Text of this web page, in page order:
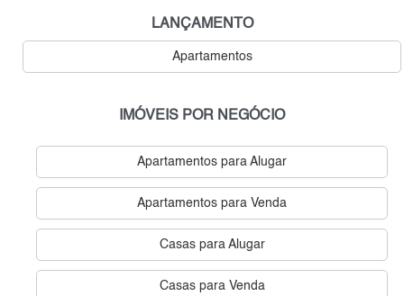
LANÇAMENTO
Apartamentos
IMÓVEIS POR NEGÓCIO
Apartamentos para Alugar
Apartamentos para Venda
Casas para Alugar
Casas para Venda